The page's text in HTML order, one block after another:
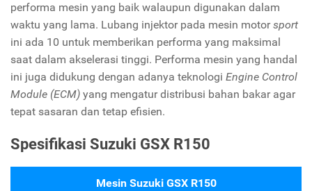
performa mesin yang baik walaupun digunakan dalam
waktu yang lama. Lubang injektor pada mesin motorsport
ini ada 10 untuk memberikan performa yang maksimal
saat dalam akselerasi tinggi. Performa mesin yang handal
ini juga didukung dengan adanya teknologi Engine Control
Module (ECM) yang mengatur distribusi bahan bakar agar
tepat sasaran dan tetap efisien.
Spesifikasi Suzuki GSX R150
Mesin Suzuki GSX R150